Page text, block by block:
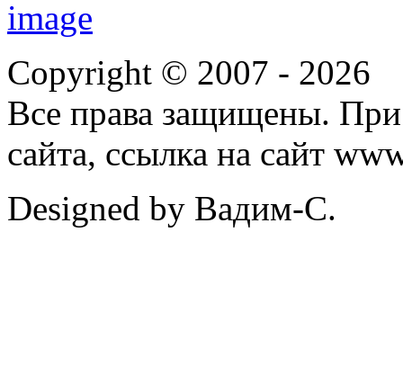
Copyright © 2007 - 2026
Все права защищены. При
сайта, ссылка на сайт
Designed by Вадим-С.